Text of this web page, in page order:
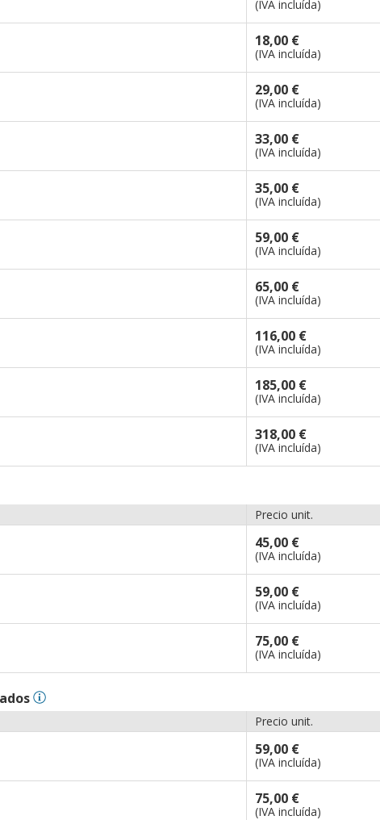
(IVA incluída)
18,00 €
(IVA incluída)
29,00 €
(IVA incluída)
33,00 €
(IVA incluída)
35,00 €
(IVA incluída)
59,00 €
(IVA incluída)
65,00 €
(IVA incluída)
116,00 €
(IVA incluída)
185,00 €
(IVA incluída)
318,00 €
(IVA incluída)
Precio unit.
45,00 €
(IVA incluída)
59,00 €
(IVA incluída)
75,00 €
(IVA incluída)
Precio unit.
59,00 €
(IVA incluída)
75,00 €
(IVA incluída)